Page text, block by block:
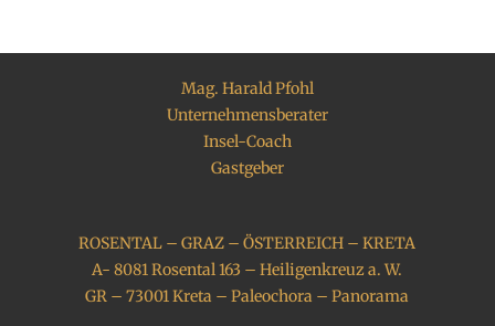
Mag. Harald Pfohl
Unternehmensberater
Insel-Coach
Gastgeber
ROSENTAL – GRAZ – ÖSTERREICH – KRETA
A- 8081 Rosental 163 – Heiligenkreuz a. W.
GR – 73001 Kreta – Paleochora – Panorama